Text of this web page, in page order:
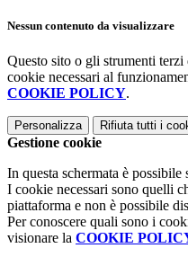
Nessun contenuto da visualizzare
Questo sito o gli strumenti
cookie necessari al
COOKIE POLICY.
Personalizza Rifiuta tutti i
Gestione cookie
In questa schermata è
I cookie necessari sono quelli
piattaforma e non è possibile
Per conoscere quali sono i
visionare la COOKIE